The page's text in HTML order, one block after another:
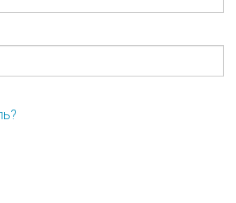
используя